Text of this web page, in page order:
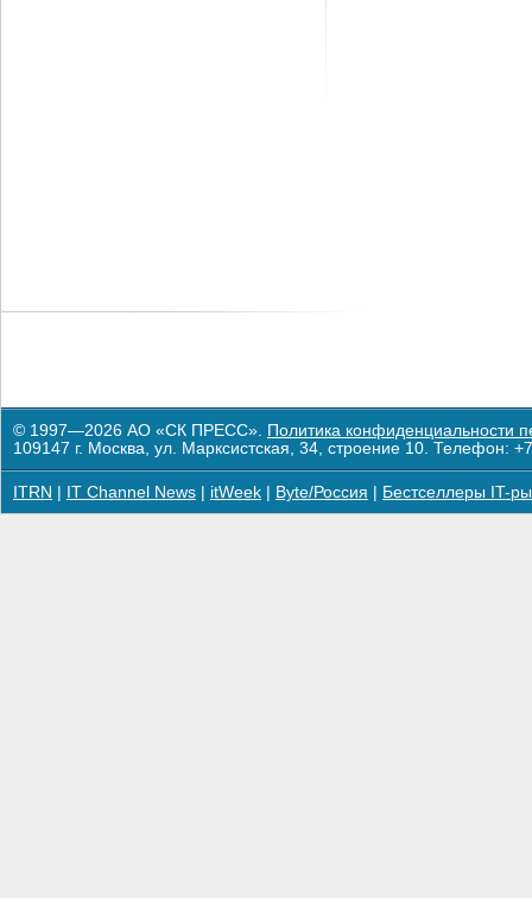
© 1997—2026 АО «СК ПРЕСС». Политика конфиденциальности
109147 г. Москва, ул. Марксистская, 34, строение 10. Телефон:
ITRN IT Channel News itWeek Byte/Россия Бестселлеры IT-